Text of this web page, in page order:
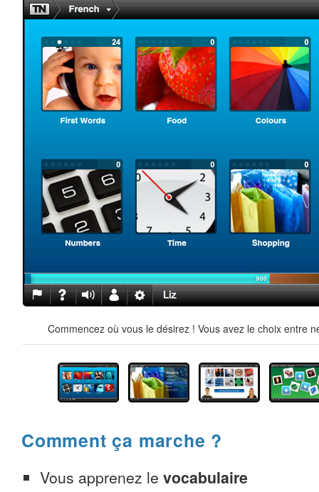
Commencez où vous le désirez ! Vous avez le choix entre
Comment ça marche ?
Vous apprenez le vocabulaire